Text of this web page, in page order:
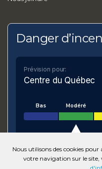
Danger
Prévision pour:
Centre du Québec
Bas Modéré
VOIR SUR LA CARTE
Nous utilisons des cookies
votre navigation sur le